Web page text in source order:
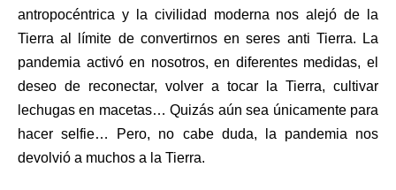
antropocéntrica y la civilidad moderna nos alejó de la
Tierra al límite de convertirnos en seres anti Tierra. La
pandemia activó en nosotros, en diferentes medidas, el
deseo de reconectar, volver a tocar la Tierra, cultivar
lechugas en macetas… Quizás aún sea únicamente para
hacer selfie… Pero, no cabe duda, la pandemia nos
devolvió a muchos a la Tierra.